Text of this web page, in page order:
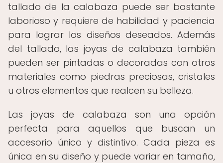
tallado de la calabaza puede ser bastante
laborioso y requiere de habilidad y paciencia
para lograr los diseños deseados. Además
del tallado, las joyas de calabaza también
pueden ser pintadas o decoradas con otros
materiales como piedras preciosas, cristales
u otros elementos que realcen su belleza.
Las joyas de calabaza son una opción
perfecta para aquellos que buscan un
accesorio único y distintivo. Cada pieza es
única en su diseño y puede variar en tamaño,